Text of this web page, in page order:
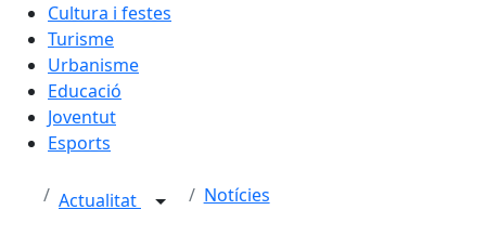
Cultura i festes
Turisme
Urbanisme
Educació
Joventut
Esports
Actualitat Notícies